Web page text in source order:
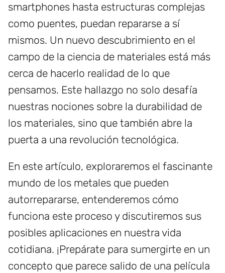
smartphones hasta estructuras complejas
como puentes, puedan repararse a sí
mismos. Un nuevo descubrimiento en el
campo de la ciencia de materiales está más
cerca de hacerlo realidad de lo que
pensamos. Este hallazgo no solo desafía
nuestras nociones sobre la durabilidad de
los materiales, sino que también abre la
puerta a una revolución tecnológica.
En este artículo, exploraremos el fascinante
mundo de los metales que pueden
autorrepararse, entenderemos cómo
funciona este proceso y discutiremos sus
posibles aplicaciones en nuestra vida
cotidiana. ¡Prepárate para sumergirte en un
concepto que parece salido de una película